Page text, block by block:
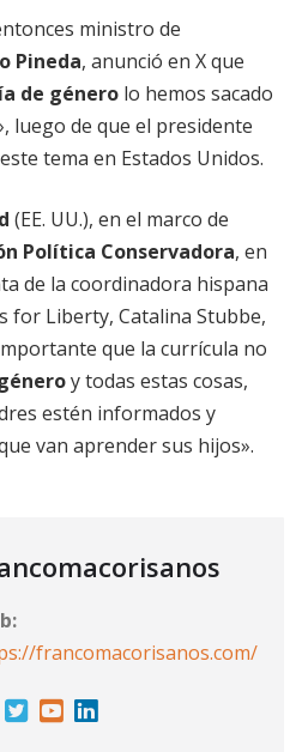
ministro de
Pineda, anunció en X que
de género lo hemos sacado
luego de que el presidente
tema en Estados Unidos.
(EE. UU.), en el marco de
Política Conservadora, en
de la coordinadora hispana
for Liberty, Catalina Stubbe,
que la currícula no
y todas estas cosas,
estén informados y
van aprender sus hijos».
francomacorisanos.com/